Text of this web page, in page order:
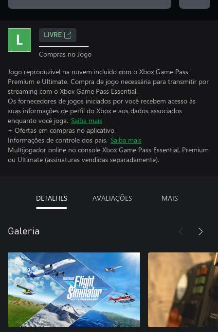
LIVRE
Compras no Jogo
Jogo reproduzível na nuvem incluído com o Xbox Game Pass
Premium e Ultimate. Compra de jogo necessária para transmitir por
streaming com o Xbox Game Pass Essential.
Os fornecedores de jogos iniciados por você recebem acesso às
suas informações de perfil do Xbox e aos dados associados
enquanto você joga. Saiba mais
+ Ofertas em compras no aplicativo.
Informações de controle dos pais. Saiba mais
Multijogador online no console Xbox Game Pass Essential, Premium
ou Ultimate (assinaturas vendidas separadamente).
DETALHES AVALIAÇÕES MAIS
Galeria